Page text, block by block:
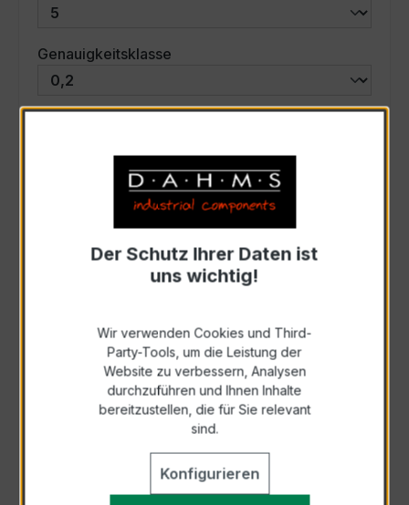
Genauigkeitsklasse
Auswahl zurücksetzen
Art. Nr.:46548
Zur Sammelanfrage hinzufügen
Anfrage telefonisch
Als PDF exportieren
Der Schutz Ihrer Daten ist
uns wichtig!
Wir verwenden Cookies und Third-
Party-Tools, um die Leistung der
Website zu verbessern, Analysen
durchzuführen und Ihnen Inhalte
bereitzustellen, die für Sie relevant
sind.
Konfigurieren